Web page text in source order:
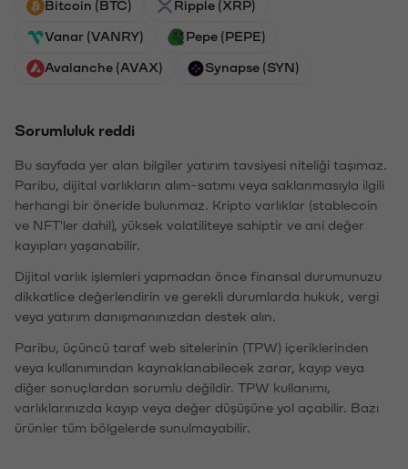
Bitcoin (BTC) Ripple (XRP)
Vanar (VANRY) Pepe (PEPE)
Avalanche (AVAX) Synapse (SYN)
Sorumluluk reddi
Bu sayfada yer alan bilgiler yatırım tavsiyesi niteliği taşımaz.
Paribu, dijital varlıkların alım-satımı veya saklanmasıyla ilgili
herhangi bir öneride bulunmaz. Kripto varlıklar (stablecoin
ve NFT'ler dahil), yüksek volatiliteye sahiptir ve ani değer
kayıpları yaşanabilir.
Dijital varlık işlemleri yapmadan önce finansal durumunuzu
dikkatlice değerlendirin ve gerekli durumlarda hukuk, vergi
veya yatırım danışmanınızdan destek alın.
Paribu, üçüncü taraf web sitelerinin (TPW) içeriklerinden
veya kullanımından kaynaklanabilecek zarar, kayıp veya
diğer sonuçlardan sorumlu değildir. TPW kullanımı,
varlıklarınızda kayıp veya değer düşüşüne yol açabilir. Bazı
ürünler tüm bölgelerde sunulmayabilir.